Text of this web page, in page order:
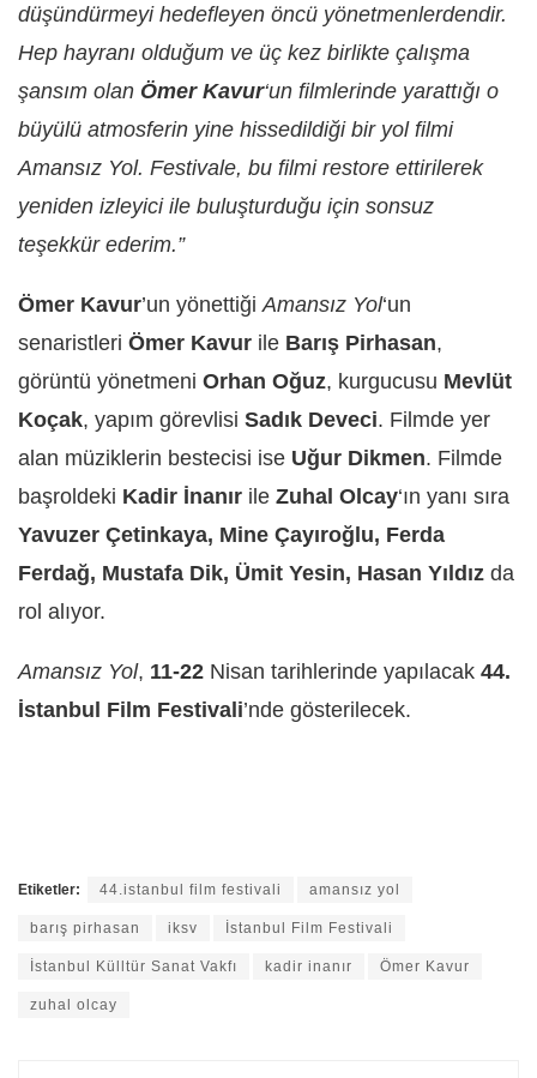
düşündürmeyi hedefleyen öncü yönetmenlerdendir.
Hep hayranı olduğum ve üç kez birlikte çalışma
şansım olan Ömer Kavur‘un filmlerinde yarattığı o
büyülü atmosferin yine hissedildiği bir yol filmi
Amansız Yol. Festivale, bu filmi restore ettirilerek
yeniden izleyici ile buluşturduğu için sonsuz
teşekkür ederim.”
Ömer Kavur’un yönettiğiAmansız Yol‘un
senaristleri Ömer Kavur ile Barış Pirhasan,
görüntü yönetmeni Orhan Oğuz, kurgucusu Mevlüt
Koçak, yapım görevlisi Sadık Deveci. Filmde yer
alan müziklerin bestecisi ise Uğur Dikmen. Filmde
başroldeki Kadir İnanır ile Zuhal Olcay‘ın yanı sıra
Yavuzer Çetinkaya, Mine Çayıroğlu, Ferda
Ferdağ, Mustafa Dik, Ümit Yesin, Hasan Yıldız da
rol alıyor.
Amansız Yol, 11-22 Nisan tarihlerinde yapılacak 44.
İstanbul Film Festivali’nde gösterilecek.
Etiketler: 44.istanbul film festivali amansız yol
barış pirhasan iksv İstanbul Film Festivali
İstanbul Külltür Sanat Vakfı kadir inanır Ömer Kavur
zuhal olcay